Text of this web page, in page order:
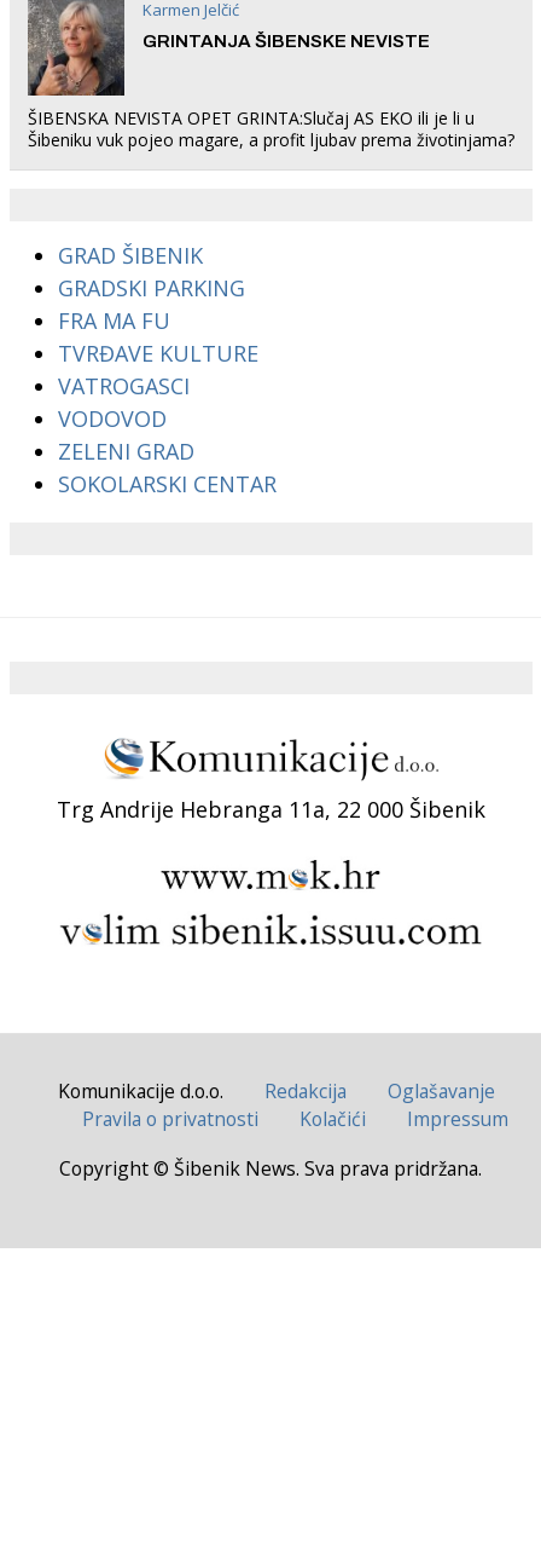
Karmen Jelčić
GRINTANJA ŠIBENSKE NEVISTE
ŠIBENSKA NEVISTA OPET GRINTA:Slučaj AS EKO ili je li u
Šibeniku vuk pojeo magare, a profit ljubav prema životinjama?
GRAD ŠIBENIK
GRADSKI PARKING
FRA MA FU
TVRĐAVE KULTURE
VATROGASCI
VODOVOD
ZELENI GRAD
SOKOLARSKI CENTAR
Trg Andrije Hebranga 11a, 22 000 Šibenik
Komunikacije d.o.o. Redakcija
Oglašavanje
Pravila o privatnosti
Kolačići
Impressum
Copyright © Šibenik News. Sva prava pridržana.